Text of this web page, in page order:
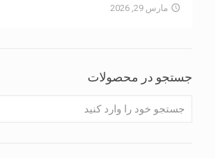
مارس 29, 2026
جستجو در محصولات